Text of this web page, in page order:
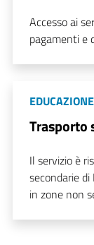
Accesso ai
pagamenti e
Trasporto
Il servizio è
secondarie
in zone non